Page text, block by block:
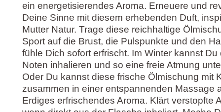
ein energetisierendes Aroma. Erneuere und
Deine Sinne mit diesem erhebenden Duft,
Mutter Natur. Trage diese reichhaltige
Sport auf die Brust, die Pulspunkte und den
fühle Dich sofort erfrischt. Im Winter kannst Du
Noten inhalieren und so eine freie Atmung
Oder Du kannst diese frische Ölmischung mit
zusammen in einer entspannenden Massage
Erdiges erfrischendes Aroma. Klärt verstopfte